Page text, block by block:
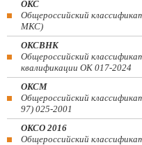
ОКС
Общероссийский
МКС)
ОКСВНК
Общероссийский
квалификации ОК 017-2024
ОКСМ
Общероссийский
97) 025-2001
ОКСО 2016
Общероссийский